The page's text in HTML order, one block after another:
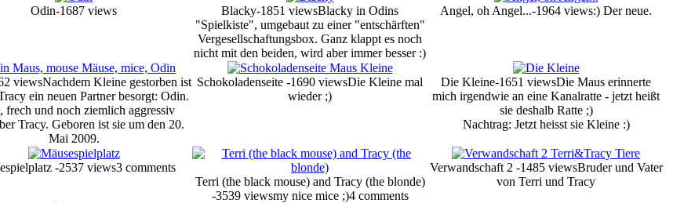
Odin-1687 views Blacky-1851 viewsBlacky in Odins
"Spielkiste", umgebaut zu einer "entschärften"
Vergesellschaftungsbox. Ganz klappt es noch
nicht mit den beiden, wird aber immer besser :)
Angel, oh Angel...-1964 views:) Der neue.
viewsNachdem Kleine gestorben ist
ein neuen Partner besorgt: Odin.
frech und noch ziemlich aggressiv
Tracy. Geboren ist sie um den 20.
Mai 2009.
Schokoladenseite -1690 viewsDie Kleine mal
wieder ;)
Die Kleine-1651 viewsDie Maus erinnerte
mich irgendwie an eine Kanalratte - jetzt heißt
sie deshalb Ratte ;)
Nachtrag: Jetzt heisst sie Kleine :)
-2537 views3 comments
Terri (the black mouse) and Tracy (the blonde)
-3539 viewsmy nice mice ;)4 comments
Verwandschaft 2 -1485 viewsBruder und Vater
von Terri und Tracy